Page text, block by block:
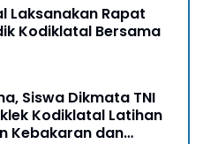
Laksanakan Rapat
Kodiklatal Bersama
Siswa Dikmata TNI
Kodiklatal Latihan
Kebakaran dan